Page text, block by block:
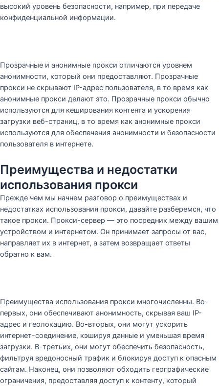
высокий уровень безопасности, например, при передаче
конфиденциальной информации.
Прозрачные и анонимные прокси отличаются уровнем
анонимности, который они предоставляют. Прозрачные
прокси не скрывают IP-адрес пользователя, в то время как
анонимные прокси делают это. Прозрачные прокси обычно
используются для кеширования контента и ускорения
загрузки веб-страниц, в то время как анонимные прокси
используются для обеспечения анонимности и безопасности
пользователя в интернете.
Преимущества и недостатки
использования прокси
Прежде чем мы начнем разговор о преимуществах и
недостатках использования прокси, давайте разберемся, что
такое прокси. Прокси-сервер — это посредник между вашим
устройством и интернетом. Он принимает запросы от вас,
направляет их в интернет, а затем возвращает ответы
обратно к вам.
Преимущества использования прокси многочисленны. Во-
первых, они обеспечивают анонимность, скрывая ваш IP-
адрес и геолокацию. Во-вторых, они могут ускорить
интернет-соединение, кэшируя данные и уменьшая время
загрузки. В-третьих, они могут обеспечить безопасность,
фильтруя вредоносный трафик и блокируя доступ к опасным
сайтам. Наконец, они позволяют обходить географические
ограничения, предоставляя доступ к контенту, который